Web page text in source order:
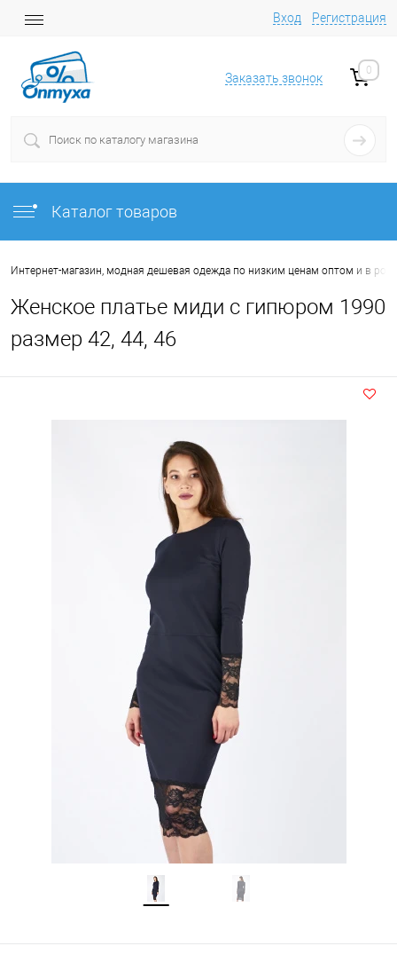
Вход Регистрация
Заказать звонок
0
Каталог товаров
Интернет-магазин, модная дешевая одежда по низким ценам оптом и в
Женское платье миди с гипюром 1990
размер 42, 44, 46